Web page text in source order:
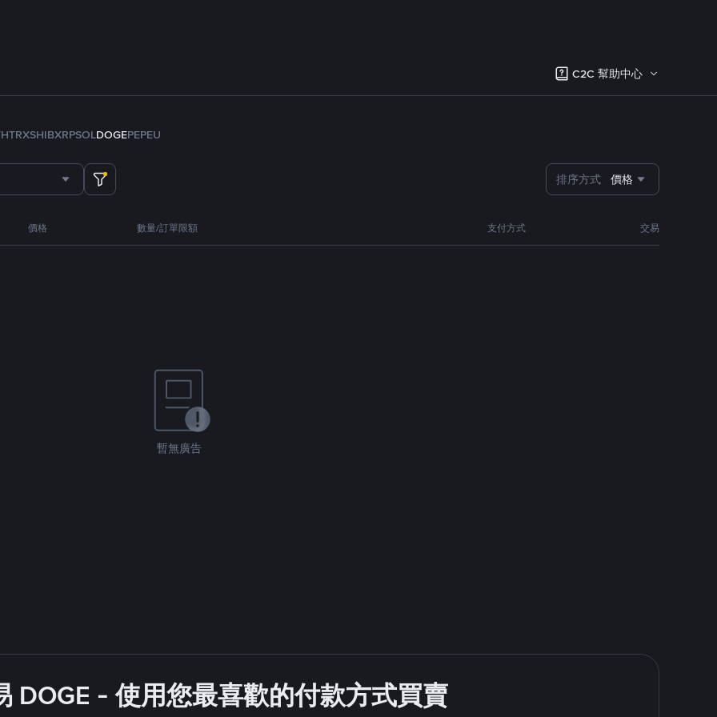
C2C 幫助中心
TRXSHIBXRPSOLDOGEPEPEU
排序方式 價格
價格 數量/訂單限額 支付方式 交易
暫無廣告
DOGE - 使用您最喜歡的付款方式買賣